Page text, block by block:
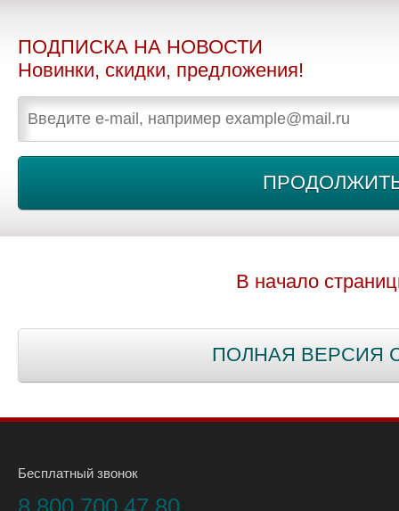
ПОДПИСКА НА НОВОСТИ
Новинки, скидки, предложения!
В начало
ПОЛНАЯ ВЕРСИЯ
Бесплатный звонок